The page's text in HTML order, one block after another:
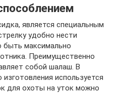
является специальным
удобно нести
максимально
Преимущественно
собой шалаш. В
используется
для охоты на уток можно